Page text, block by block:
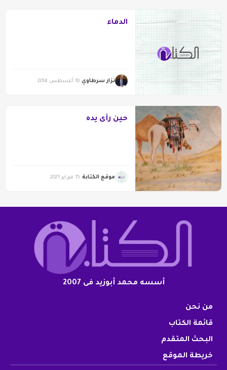
الدماء
نزار سرطاوي 10 أغسطس 2014
حين رأى يده
موقع الكتابة 15 فبراير 2021
أسسه محمد أبوزيد فى 2007
من نحن
قائمة الكتاب
البحث المتقدم
خريطة الموقع